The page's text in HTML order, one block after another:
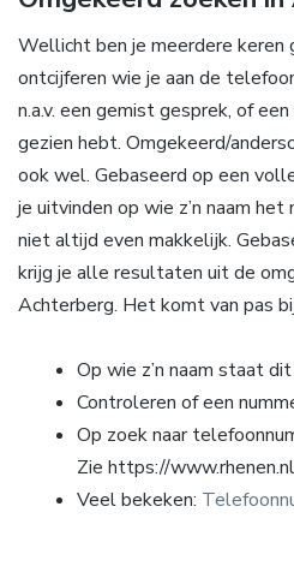
Wellicht ben je meerdere keren
ontcijferen wie je aan de
n.a.v. een gemist gesprek, of
gezien hebt. Omgekeerd/
ook wel. Gebaseerd op een
je uitvinden op wie z’n naam
niet altijd even makkelijk.
krijg je alle resultaten uit de
Achterberg. Het komt van pas
Op wie z’n naam staat
Controleren of een
Op zoek naar
Zie https://
Veel bekeken: